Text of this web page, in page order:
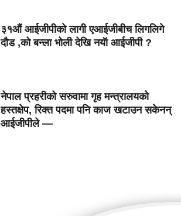
३१औं आईजीपीको लागी एआईजीबीच लिगलिगे
दौड ,को बन्ला भोली देखि नयॅा आईजीपी ?
नेपाल प्रहरीको सरुवामा गृह मन्त्रालयको
हस्तक्षेप, रिक्त पदमा पनि काज खटाउन सकेनन्
आईजीपीले —